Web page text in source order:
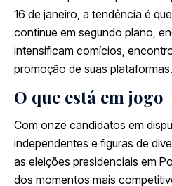
16 de janeiro, a tendência é
continue em segundo plano,
intensificam comícios,
promoção de suas plataformas.
O que está em jogo
Com onze candidatos em
independentes e figuras de
as eleições presidenciais em
dos momentos mais